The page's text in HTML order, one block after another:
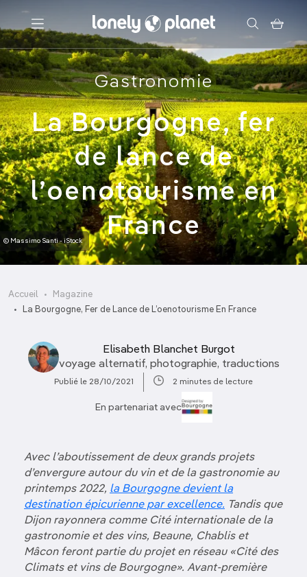
Menu
Votre recherche
Gastronomie
La Bourgogne, fer
de lance de
l’oenotourisme en
France
© Massimo Santi - iStock
Accueil
Magazine
La Bourgogne, Fer de Lance de L’oenotourisme En France
Elisabeth Blanchet Burgot
voyage alternatif, photographie, traductions
Publié le 28/10/2021 2 minutes de lecture
En partenariat avec
Avec l’aboutissement de deux grands projets
d’envergure autour du vin et de la gastronomie au
printemps 2022, la Bourgogne devient la
destination épicurienne par excellence. Tandis que
Dijon rayonnera comme Cité internationale de la
gastronomie et des vins, Beaune, Chablis et
Mâcon feront partie du projet en réseau «Cité des
Climats et vins de Bourgogne». Avant-première